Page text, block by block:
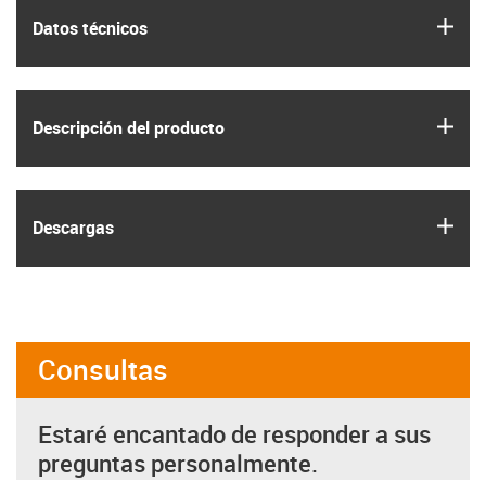
Datos técnicos
Descripción del producto
Descargas
Consultas
Estaré encantado de responder a sus
preguntas personalmente.